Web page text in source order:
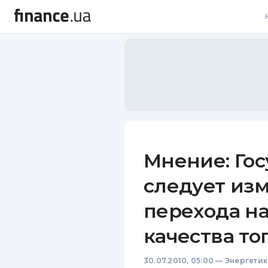
Мнение:
следует
перехода
качества
30.07.2010, 05:00 —